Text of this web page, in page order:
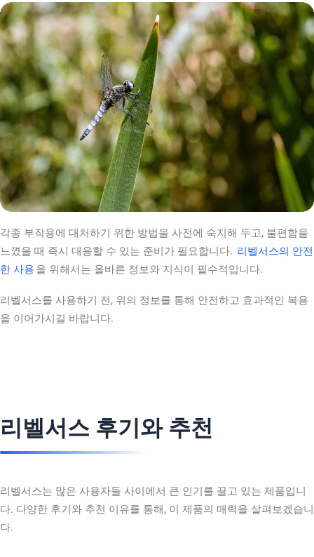
각종 부작용에 대처하기 위한 방법을 사전에 숙지해 두고, 불편함을
느꼈을 때 즉시 대응할 수 있는 준비가 필요합니다. 리벨서스의 안전
한 사용 을 위해서는 올바른 정보와 지식이 필수적입니다.
리벨서스를 사용하기 전, 위의 정보를 통해 안전하고 효과적인 복용
을 이어가시길 바랍니다.
리벨서스 후기와 추천
리벨서스는 많은 사용자들 사이에서 큰 인기를 끌고 있는 제품입니
다. 다양한 후기와 추천 이유를 통해, 이 제품의 매력을 살펴보겠습니
다.